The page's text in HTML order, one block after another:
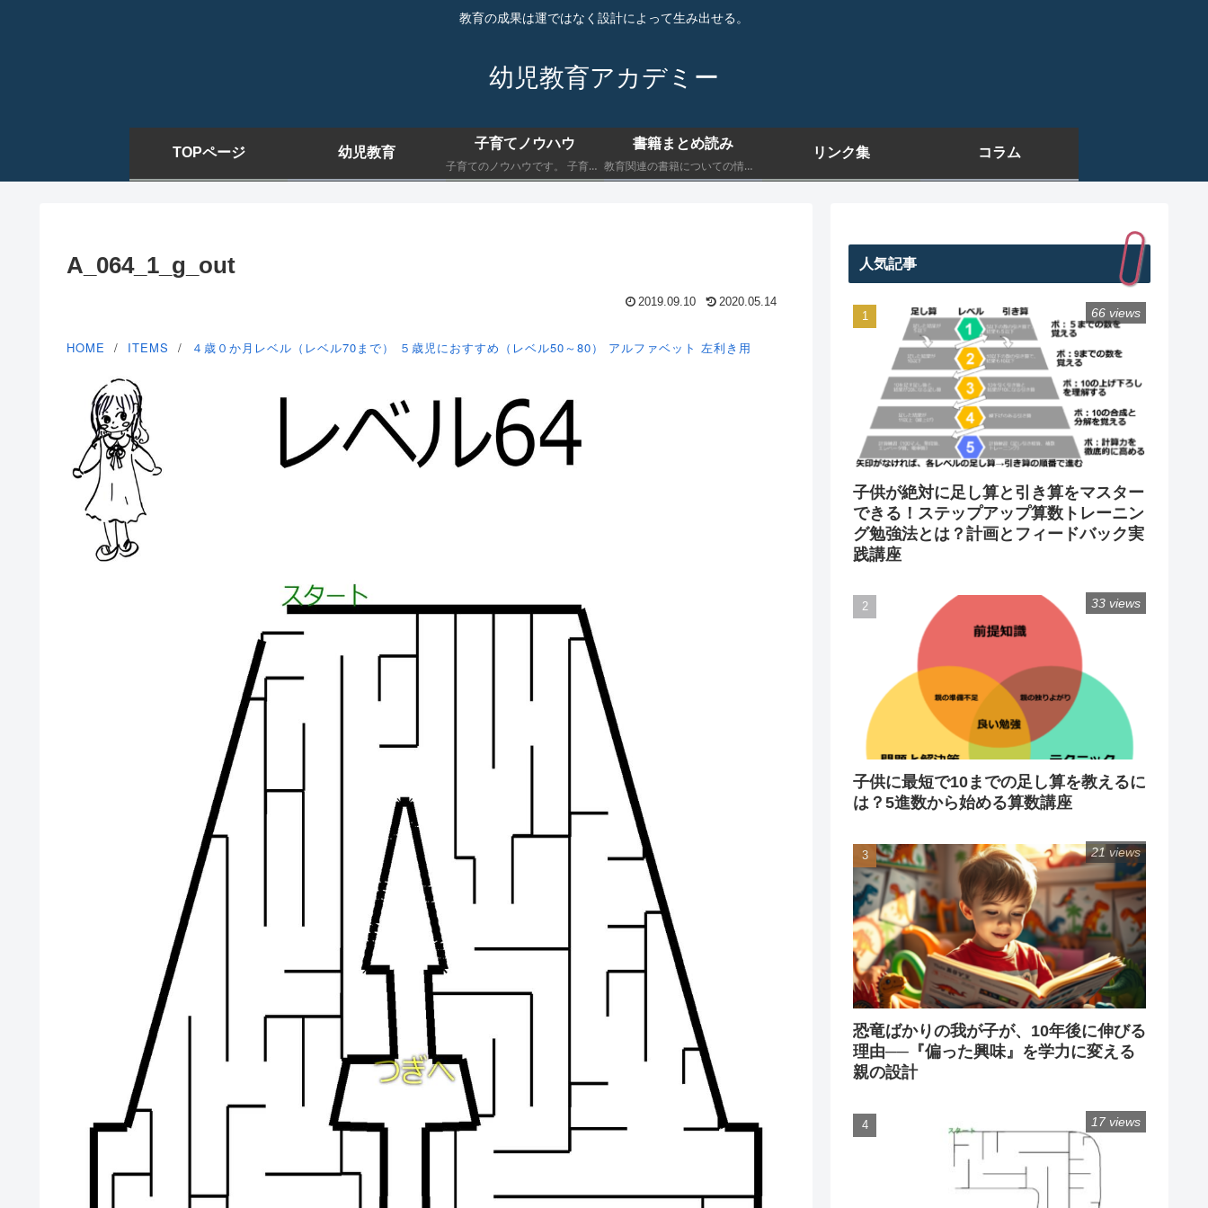
教育の成果は運ではなく設計によって生み出せる。
幼児教育アカデミー
TOPページ 幼児教育
子育てノウハウ
子育てのノウハウです。 子育てにおいて最低限知っておくべきことを書きます。
書籍まとめ読み
教育関連の書籍についての情報です。 子育てにおいて最低限知っておくべきことを書きます。
リンク集 コラム
A_064_1_g_out
2019.09.10 2020.05.14
HOME ITEMS ４歳０か月レベル（レベル70まで） ５歳児におすすめ（レベル50～80） アルファベット 左利き用
人気記事
子供が絶対に足し算と引き算をマスター
できる！ステップアップ算数トレーニン
グ勉強法とは？計画とフィードバック実
践講座
66 views
子供に最短で10までの足し算を教えるに
は？5進数から始める算数講座
33 views
恐竜ばかりの我が子が、10年後に伸びる
理由──『偏った興味』を学力に変える
親の設計
21 views
17 views